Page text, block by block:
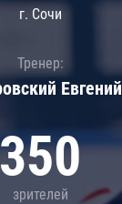
г. Сочи
Тренер:
Евгений
350
зрителей